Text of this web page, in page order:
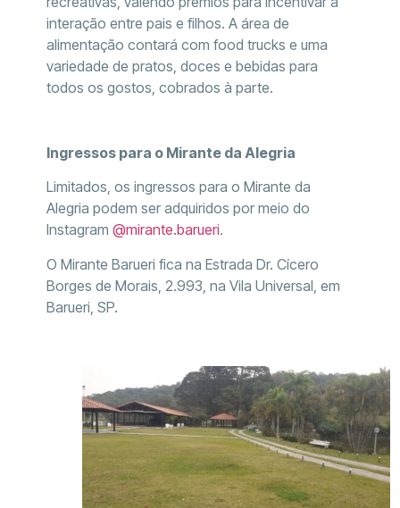
interação entre pais e filhos. A área de
alimentação contará com food trucks e uma
variedade de pratos, doces e bebidas para
todos os gostos, cobrados à parte.
Ingressos para o Mirante da Alegria
Limitados, os ingressos para o Mirante da
Alegria podem ser adquiridos por meio do
Instagram @mirante.barueri.
O Mirante Barueri fica na Estrada Dr. Cícero
Borges de Morais, 2.993, na Vila Universal, em
Barueri, SP.